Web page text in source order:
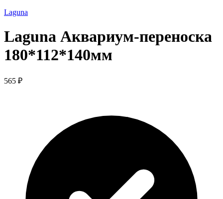
Laguna
Laguna Аквариум-переноска
180*112*140мм
565 ₽